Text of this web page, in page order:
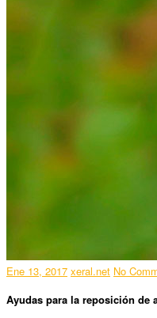
Ene 13, 2017 xeral.net No
Ayudas para la reposición